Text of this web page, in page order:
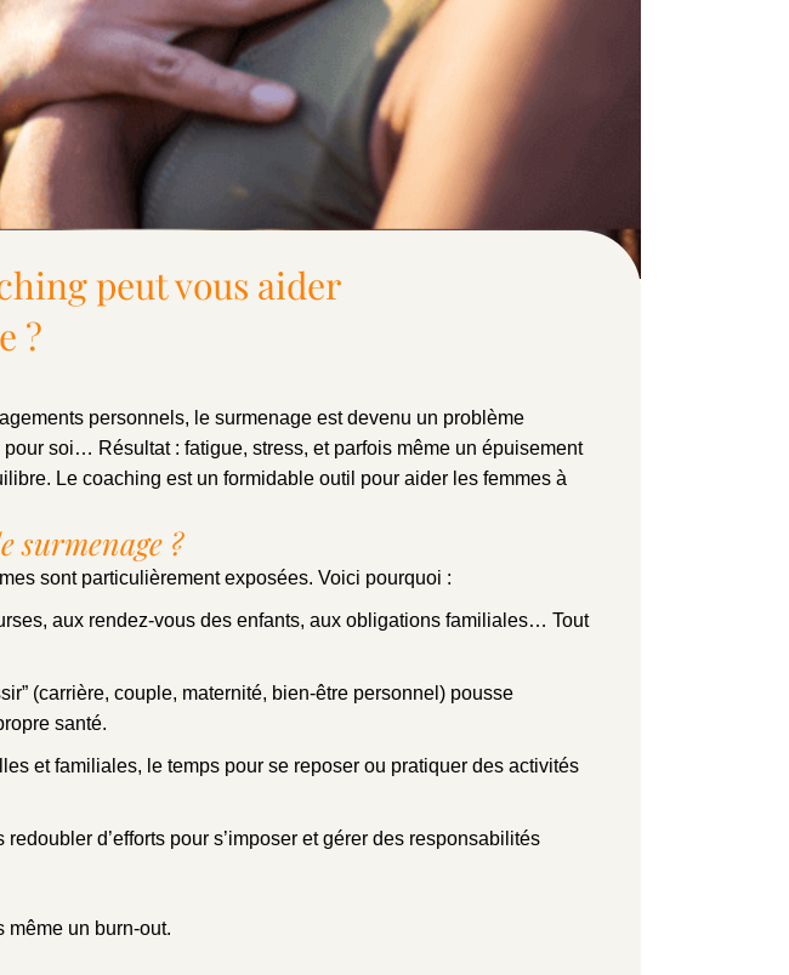
peut vous aider
?
personnels, le surmenage est devenu un problème
soi… Résultat : fatigue, stress, et parfois même un épuisement
Le coaching est un formidable outil pour aider les femmes à
surmenage ?
sont particulièrement exposées. Voici pourquoi :
aux rendez-vous des enfants, aux obligations familiales… Tout
(carrière, couple, maternité, bien-être personnel) pousse
santé.
et familiales, le temps pour se reposer ou pratiquer des activités
d’efforts pour s’imposer et gérer des responsabilités
un burn-out.